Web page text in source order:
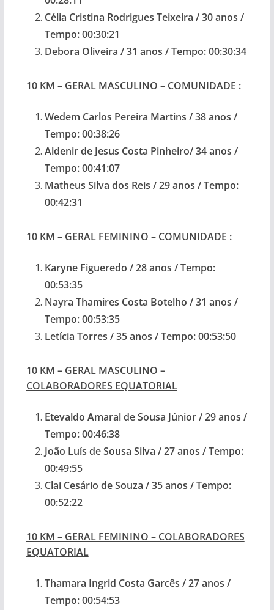
Célia Cristina Rodrigues Teixeira / 30 anos /
Tempo: 00:30:21
Debora Oliveira / 31 anos / Tempo: 00:30:34
10 KM – GERAL MASCULINO – COMUNIDADE :
Wedem Carlos Pereira Martins / 38 anos /
Tempo: 00:38:26
Aldenir de Jesus Costa Pinheiro/ 34 anos /
Tempo: 00:41:07
Matheus Silva dos Reis / 29 anos / Tempo:
00:42:31
10 KM – GERAL FEMININO – COMUNIDADE :
Karyne Figueredo / 28 anos / Tempo:
00:53:35
Nayra Thamires Costa Botelho / 31 anos /
Tempo: 00:53:35
Letícia Torres / 35 anos / Tempo: 00:53:50
10 KM – GERAL MASCULINO –
COLABORADORES EQUATORIAL
Etevaldo Amaral de Sousa Júnior / 29 anos /
Tempo: 00:46:38
João Luís de Sousa Silva / 27 anos / Tempo:
00:49:55
Clai Cesário de Souza / 35 anos / Tempo:
00:52:22
10 KM – GERAL FEMININO – COLABORADORES
EQUATORIAL
Thamara Ingrid Costa Garcês / 27 anos /
Tempo: 00:54:53